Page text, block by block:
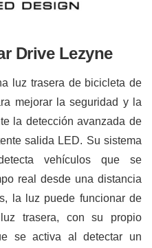
Drive Lezyne
luz trasera de bicicleta de
mejorar la seguridad y la
la detección avanzada de
salida LED. Su sistema
vehículos que se
real desde una distancia
la luz puede funcionar de
trasera, con su propio
se activa al detectar un